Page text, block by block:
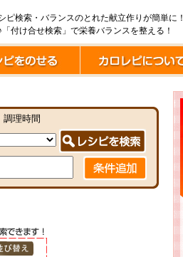
ピ検索・バランスのとれた献立作りが簡単に！
付け合せ検索」で栄養バランスを整える！
調理時間